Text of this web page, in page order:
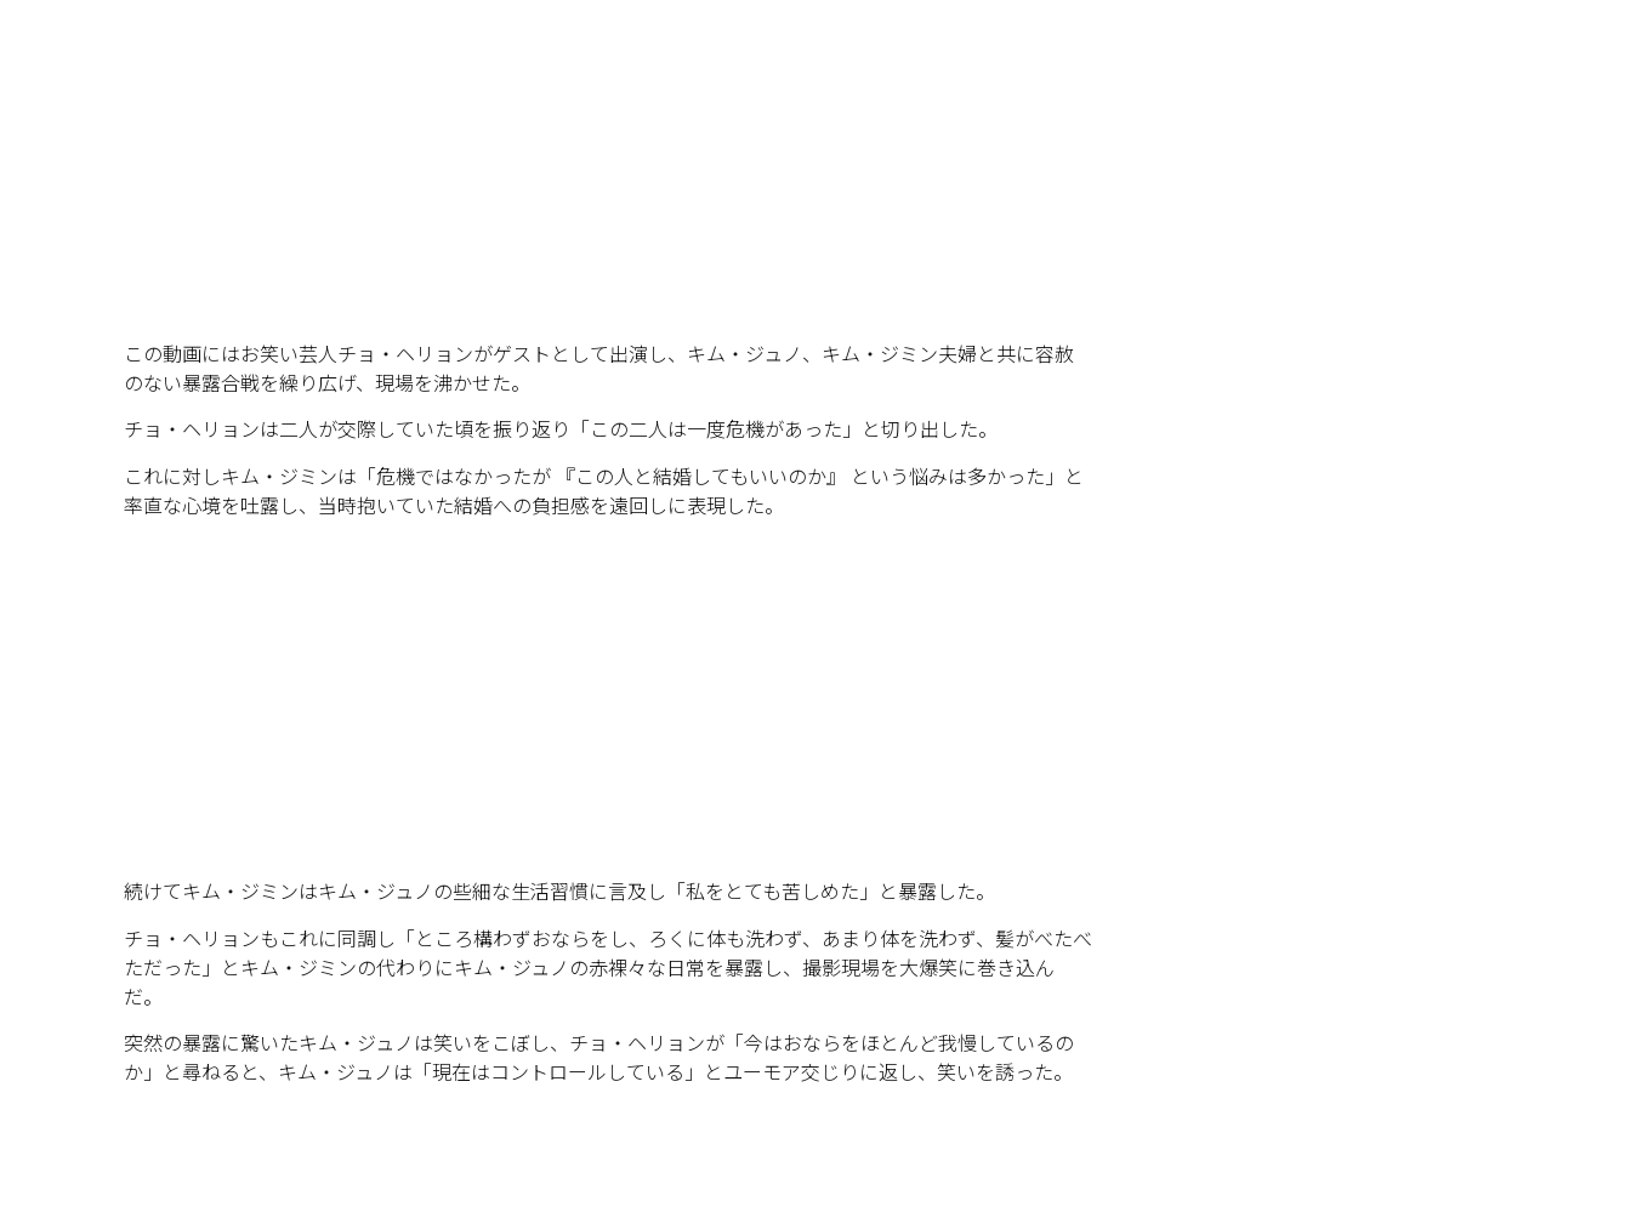
この動画にはお笑い芸人チョ・ヘリョンがゲストとして出演し、キム・ジュノ、キム・ジミン夫婦と共に容赦
のない暴露合戦を繰り広げ、現場を沸かせた。
チョ・ヘリョンは二人が交際していた頃を振り返り「この二人は一度危機があった」と切り出した。
これに対しキム・ジミンは「危機ではなかったが 『この人と結婚してもいいのか』 という悩みは多かった」と
率直な心境を吐露し、当時抱いていた結婚への負担感を遠回しに表現した。
続けてキム・ジミンはキム・ジュノの些細な生活習慣に言及し「私をとても苦しめた」と暴露した。
チョ・ヘリョンもこれに同調し「ところ構わずおならをし、ろくに体も洗わず、あまり体を洗わず、髪がべたべ
ただった」とキム・ジミンの代わりにキム・ジュノの赤裸々な日常を暴露し、撮影現場を大爆笑に巻き込ん
だ。
突然の暴露に驚いたキム・ジュノは笑いをこぼし、チョ・ヘリョンが「今はおならをほとんど我慢しているの
か」と尋ねると、キム・ジュノは「現在はコントロールしている」とユーモア交じりに返し、笑いを誘った。